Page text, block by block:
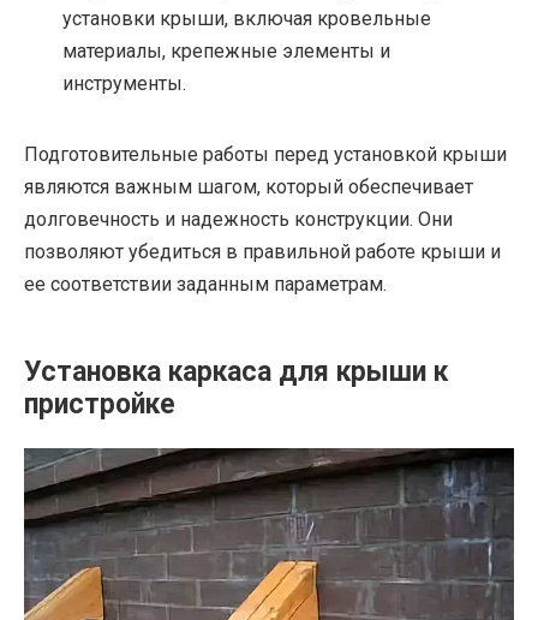
установки крыши, включая кровельные
материалы, крепежные элементы и
инструменты.
Подготовительные работы перед установкой крыши
являются важным шагом, который обеспечивает
долговечность и надежность конструкции. Они
позволяют убедиться в правильной работе крыши и
ее соответствии заданным параметрам.
Установка каркаса для крыши к
пристройке